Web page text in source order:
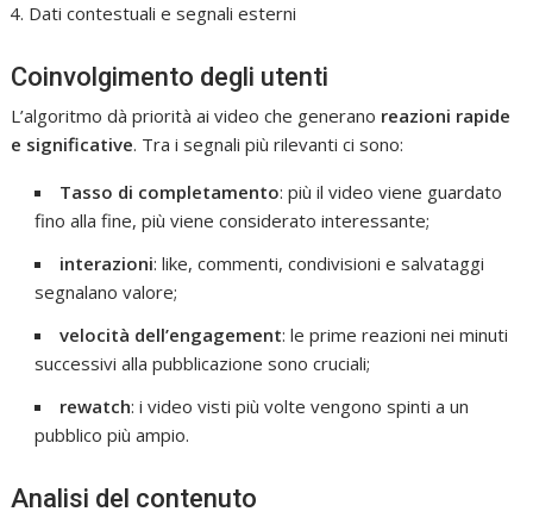
Dati contestuali e segnali esterni
Coinvolgimento degli utenti
L’algoritmo dà priorità ai video che generano reazioni rapide
e significative. Tra i segnali più rilevanti ci sono:
Tasso di completamento: più il video viene guardato
fino alla fine, più viene considerato interessante;
interazioni: like, commenti, condivisioni e salvataggi
segnalano valore;
velocità dell’engagement: le prime reazioni nei minuti
successivi alla pubblicazione sono cruciali;
rewatch: i video visti più volte vengono spinti a un
pubblico più ampio.
Analisi del contenuto